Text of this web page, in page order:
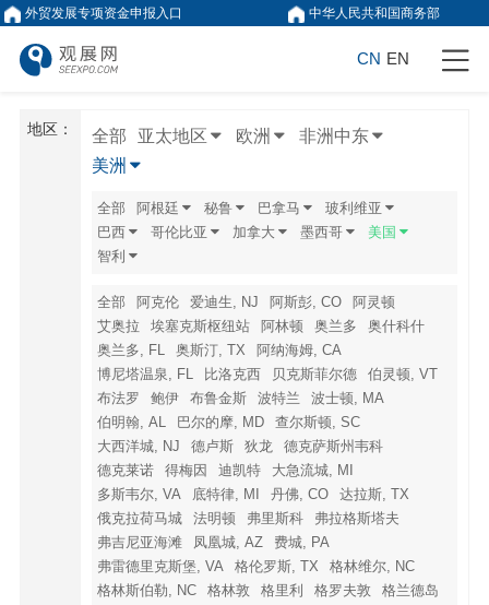
外贸发展专项资金申报入口 中华人民共和国商务部
CN EN
地区： 全部 亚太地区 欧洲
非洲中东
美洲
全部 阿根廷 秘鲁 巴拿马
玻利维亚
巴西
哥伦比亚 加拿大 墨西哥
美国
智利
全部 阿克伦 爱迪生, NJ 阿斯彭, CO
阿灵顿
艾奥拉
埃塞克斯枢纽站 阿林顿 奥兰多
奥什科什
奥兰多, FL
奥斯汀, TX
阿纳海姆, CA
博尼塔温泉, FL
比洛克西 贝克斯菲尔德
伯灵顿, VT
布法罗
鲍伊 布鲁金斯 波特兰
波士顿, MA
伯明翰, AL
巴尔的摩, MD
查尔斯顿, SC
大西洋城, NJ
德卢斯 狄龙
德克萨斯州韦科
德克莱诺
得梅因 迪凯特
大急流城, MI
多斯韦尔, VA
底特律, MI 丹佛, CO
达拉斯, TX
俄克拉荷马城
法明顿 弗里斯科
弗拉格斯塔夫
弗吉尼亚海滩
凤凰城, AZ
费城, PA
弗雷德里克斯堡, VA
格伦罗斯, TX
格林维尔, NC
格林斯伯勒, NC
格林敦 格里利 格罗夫敦
格兰德岛